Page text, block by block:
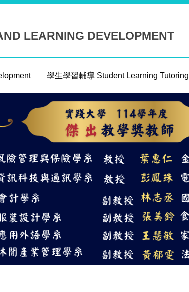
LEARNING DEVELOPMENT
學生學習輔導 Student Learning Tutoring
114教學優良獎-傑出